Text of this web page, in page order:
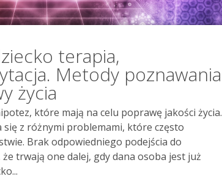
terapia,
Metody poznawania
życia
które mają na celu poprawę jakości życia.
się z różnymi problemami, które często
Brak odpowiedniego podejścia do
trwają one dalej, gdy dana osoba jest już